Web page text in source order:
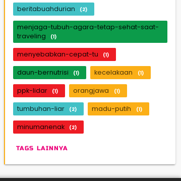
beritabuahdurian (2)
menjaga-tubuh-agara-tetap-sehat-saat-
traveling
(1)
menyebabkan-cepat-tu (1)
daun-bernutrisi (1) kecelakaan (1)
ppk-lidar (1) orangjawa (1)
tumbuhan-liar (2) madu-putih (1)
minumanenak (2)
TAGS LAINNYA